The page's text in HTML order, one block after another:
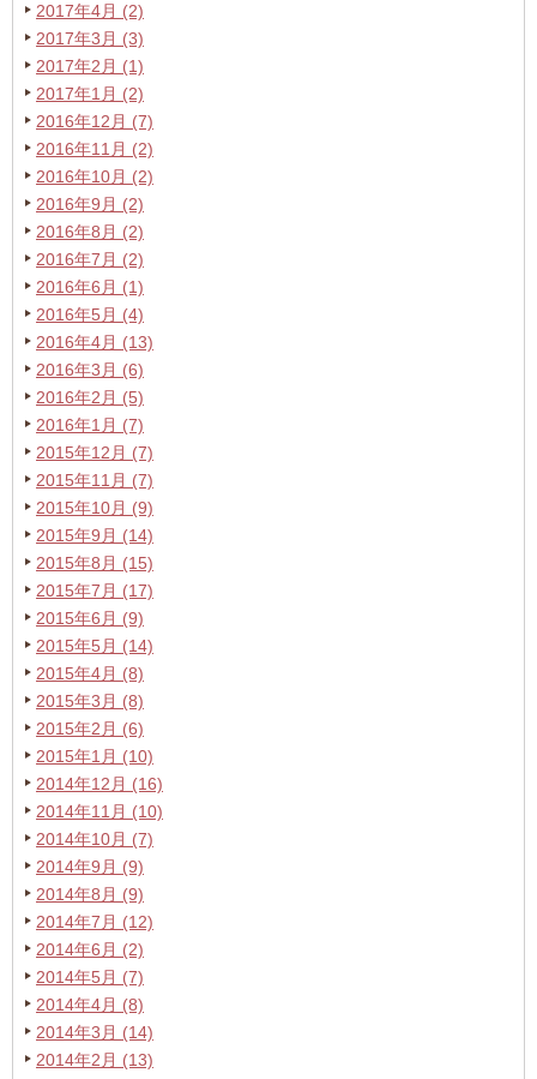
2017年4月 (2)
2017年3月 (3)
2017年2月 (1)
2017年1月 (2)
2016年12月 (7)
2016年11月 (2)
2016年10月 (2)
2016年9月 (2)
2016年8月 (2)
2016年7月 (2)
2016年6月 (1)
2016年5月 (4)
2016年4月 (13)
2016年3月 (6)
2016年2月 (5)
2016年1月 (7)
2015年12月 (7)
2015年11月 (7)
2015年10月 (9)
2015年9月 (14)
2015年8月 (15)
2015年7月 (17)
2015年6月 (9)
2015年5月 (14)
2015年4月 (8)
2015年3月 (8)
2015年2月 (6)
2015年1月 (10)
2014年12月 (16)
2014年11月 (10)
2014年10月 (7)
2014年9月 (9)
2014年8月 (9)
2014年7月 (12)
2014年6月 (2)
2014年5月 (7)
2014年4月 (8)
2014年3月 (14)
2014年2月 (13)